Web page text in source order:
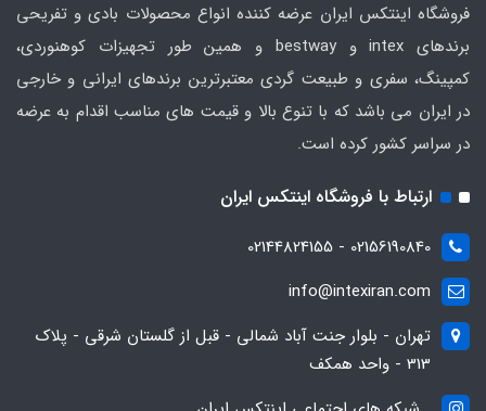
فروشگاه اینتکس ایران عرضه کننده انواع محصولات بادی و تفریحی
برندهای intex و bestway و همین طور تجهیزات کوهنوردی،
کمپینگ، سفری و طبیعت گردی معتبرترین برندهای ایرانی و خارجی
در ایران می باشد که با تنوع بالا و قیمت های مناسب اقدام به عرضه
در سراسر کشور کرده است.
ارتباط با فروشگاه اینتکس ایران
02156190840 - 02144824155
info@intexiran.com
تهران - بلوار جنت آباد شمالی - قبل از گلستان شرقی - پلاک
313 - واحد همکف